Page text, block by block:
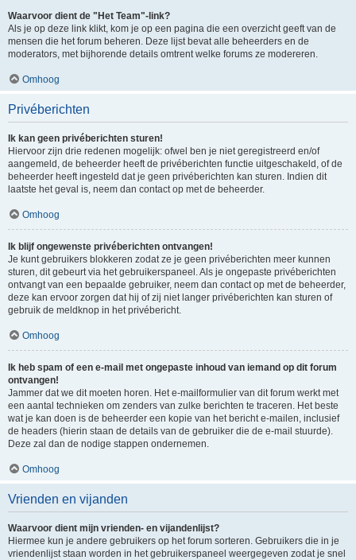
Waarvoor dient de "Het Team"-link?
Als je op deze link klikt, kom je op een pagina die een overzicht geeft van de
mensen die het forum beheren. Deze lijst bevat alle beheerders en de
moderators, met bijhorende details omtrent welke forums ze modereren.
Omhoog
Privéberichten
Ik kan geen privéberichten sturen!
Hiervoor zijn drie redenen mogelijk: ofwel ben je niet geregistreerd en/of
aangemeld, de beheerder heeft de privéberichten functie uitgeschakeld, of de
beheerder heeft ingesteld dat je geen privéberichten kan sturen. Indien dit
laatste het geval is, neem dan contact op met de beheerder.
Omhoog
Ik blijf ongewenste privéberichten ontvangen!
Je kunt gebruikers blokkeren zodat ze je geen privéberichten meer kunnen
sturen, dit gebeurt via het gebruikerspaneel. Als je ongepaste privéberichten
ontvangt van een bepaalde gebruiker, neem dan contact op met de beheerder,
deze kan ervoor zorgen dat hij of zij niet langer privéberichten kan sturen of
gebruik de meldknop in het privébericht.
Omhoog
Ik heb spam of een e-mail met ongepaste inhoud van iemand op dit forum
ontvangen!
Jammer dat we dit moeten horen. Het e-mailformulier van dit forum werkt met
een aantal technieken om zenders van zulke berichten te traceren. Het beste
wat je kan doen is de beheerder een kopie van het bericht e-mailen, inclusief
de headers (hierin staan de details van de gebruiker die de e-mail stuurde).
Deze zal dan de nodige stappen ondernemen.
Omhoog
Vrienden en vijanden
Waarvoor dient mijn vrienden- en vijandenlijst?
Hiermee kun je andere gebruikers op het forum sorteren. Gebruikers die in je
vriendenlijst staan worden in het gebruikerspaneel weergegeven zodat je snel